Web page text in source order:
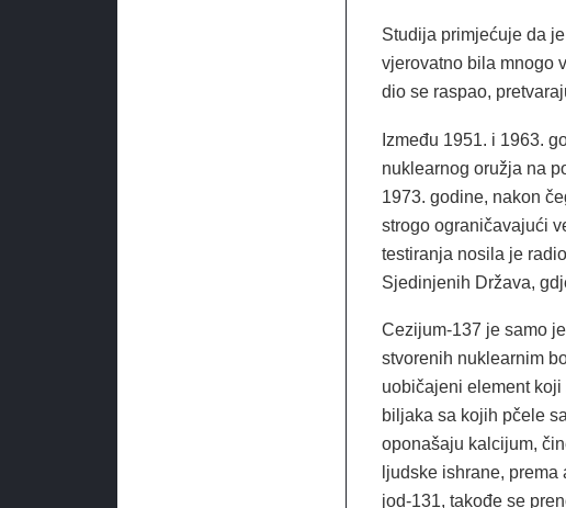
Studija primjećuje da
vjerovatno bila mnogo
dio se raspao,
Između 1951. i 1963.
nuklearnog oružja na
1973. godine, nakon
strogo ograničavajući
testiranja nosila je
Sjedinjenih Država,
Cezijum-137 je samo
stvorenih nuklearnim
uobičajeni element
biljaka sa kojih pčele
oponašaju kalcijum,
ljudske ishrane,
jod-131, takođe se